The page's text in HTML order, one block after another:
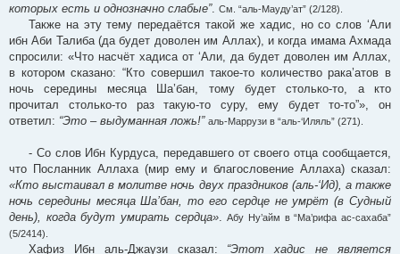
которых есть и однозначно слабые”. См. “аль-Мауду’ат” (2/128).
Также на эту тему передаётся такой же хадис, но со слов ‘Али
ибн Аби Талиба (да будет доволен им Аллах), и когда имама Ахмада
спросили: «Что насчёт хадиса от ‘Али, да будет доволен им Аллах,
в котором сказано: “Кто совершил такое-то количество рака’атов в
ночь середины месяца Ша’бан, тому будет столько-то, а кто
прочитал столько-то раз такую-то суру, ему будет то-то”», он
ответил: “Это – выдуманная ложь!” аль-Маррузи в “аль-‘Иляль” (271).
- Со слов Ибн Курдуса, передавшего от своего отца сообщается,
что Посланник Аллаха (мир ему и благословение Аллаха) сказал:
«Кто выстаивал в молитве ночь двух праздников (аль-‘Ид), а также
ночь середины месяца Ша’бан, то его сердце не умрёт (в Судный
день), когда будут умирать сердца».Абу Ну’айм в “Ма’рифа ас-сахаба”
(5/2414).
Хафиз Ибн аль-Джаузи сказал: “Этот хадис не является